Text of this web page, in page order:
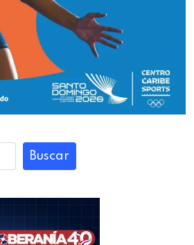
Buscar